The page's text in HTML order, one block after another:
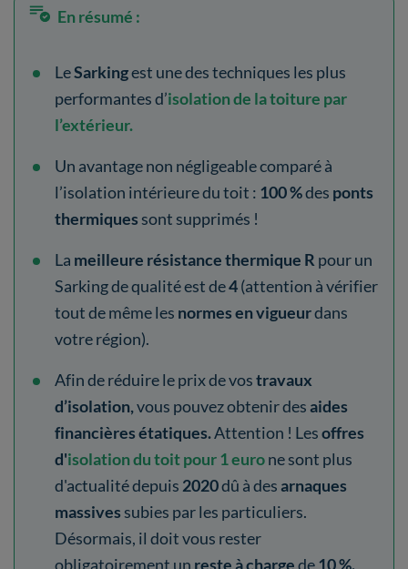
En résumé :
LeSarkingest une des techniques les plus
performantes d’isolation de la toiture par
l’extérieur.
Un avantage non négligeable comparé à
l’isolation intérieure du toit : 100 %des ponts
thermiques sont supprimés !
La meilleure résistance thermique R pour un
Sarking de qualité est de4(attention à vérifier
tout de même les normes en vigueurdans
votre région).
Afin de réduire le prix de vostravaux
d’isolation,vous pouvez obtenir desaides
financières étatiques.Attention ! Lesoffres
d'isolation du toit pour 1 eurone sont plus
d'actualité depuis 2020dû à desarnaques
massives subies par les particuliers.
Désormais, il doit vous rester
obligatoirement un reste à chargede10 %.